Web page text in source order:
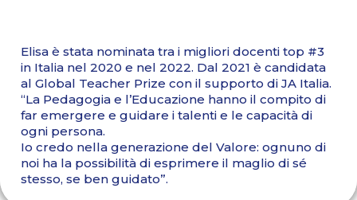
Elisa è stata nominata tra i migliori docenti top #3
in Italia nel 2020 e nel 2022. Dal 2021 è candidata
al Global Teacher Prize con il supporto di JA Italia.
“La Pedagogia e l’Educazione hanno il compito di
far emergere e guidare i talenti e le capacità di
ogni persona.
Io credo nella generazione del Valore: ognuno di
noi ha la possibilità di esprimere il maglio di sé
stesso, se ben guidato”.